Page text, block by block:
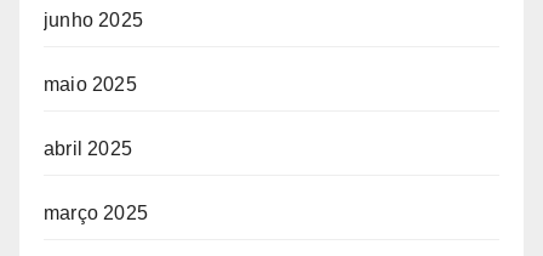
junho 2025
maio 2025
abril 2025
março 2025